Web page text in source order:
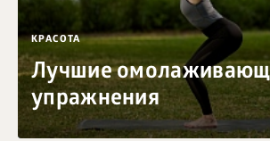
КРАСОТА
Лучшие
упражнения